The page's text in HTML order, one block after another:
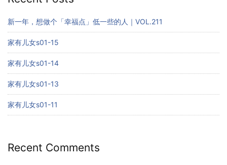
新一年，想做个「幸福点」低一些的人｜VOL.211
家有儿女s01-15
家有儿女s01-14
家有儿女s01-13
家有儿女s01-11
Recent Comments